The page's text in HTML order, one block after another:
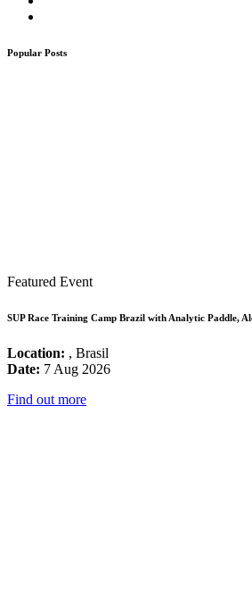
Popular Posts
Featured Event
SUP Race Training Camp Brazil with Analytic Paddle,
Location: , Brasil
Date: 7 Aug 2026
Find out more